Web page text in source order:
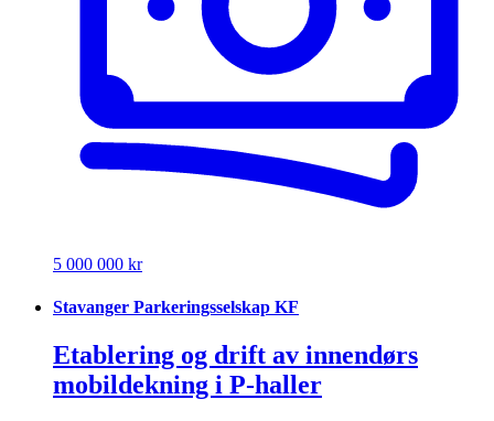
5 000 000 kr
Stavanger Parkeringsselskap KF
Etablering og drift av innendørs
mobildekning i P-haller